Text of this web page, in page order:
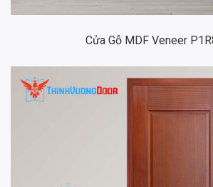
Cửa Gỗ MDF Veneer